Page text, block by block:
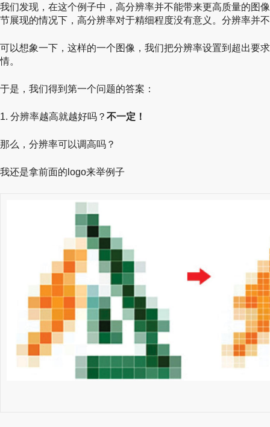
我们发现，在这个例子中，高分辨率并不能带来更高质量的图
节展现的情况下，高分辨率对于精细程度没有意义。分辨率并
可以想象一下，这样的一个图像，我们把分辨率设置到超出要
情。
于是，我们得到第一个问题的答案：
1. 分辨率越高就越好吗？ 不一定！
那么，分辨率可以调高吗？
我还是拿前面的logo来举例子